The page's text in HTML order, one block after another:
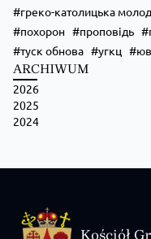
греко-католицька
похорон
проповідь
туск обнова
угкц
ARCHIWUM
2026
2025
2024
Kościół